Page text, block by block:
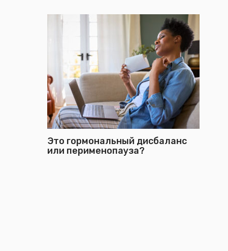
Это гормональный дисбаланс
или перименопауза?